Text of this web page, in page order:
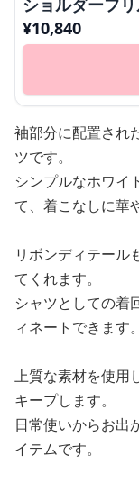
¥10,840
袖部分に配置され
ツです。
シンプルなホワイ
て、着こなしに華
リボンディテール
てくれます。
シャツとしての着
ィネートできます。
上質な素材を使用
キープします。
日常使いからお出
イテムです。